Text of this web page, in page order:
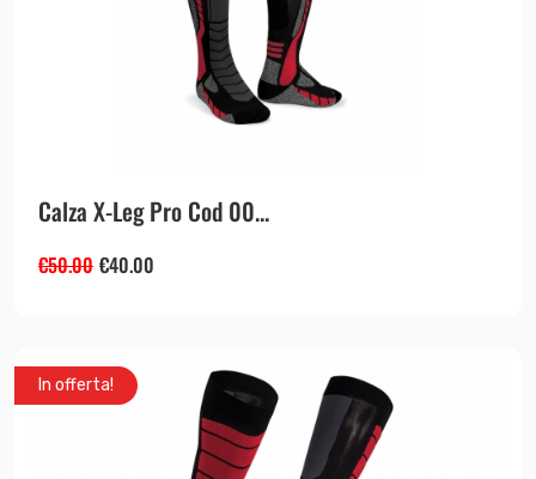
Calza X-Leg Pro Cod 00...
€50.00 €40.00
In offerta!